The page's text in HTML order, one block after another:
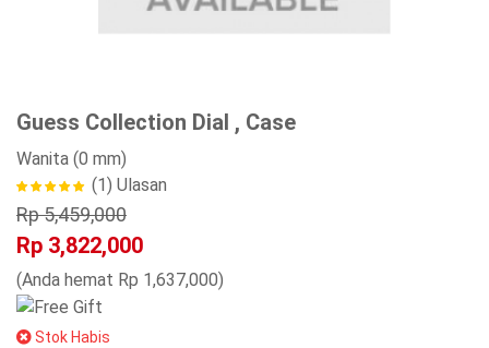
Guess Collection Dial , Case
Wanita (0 mm)
(1) Ulasan
Rp 5,459,000
Rp 3,822,000
(Anda hemat Rp 1,637,000)
Stok Habis